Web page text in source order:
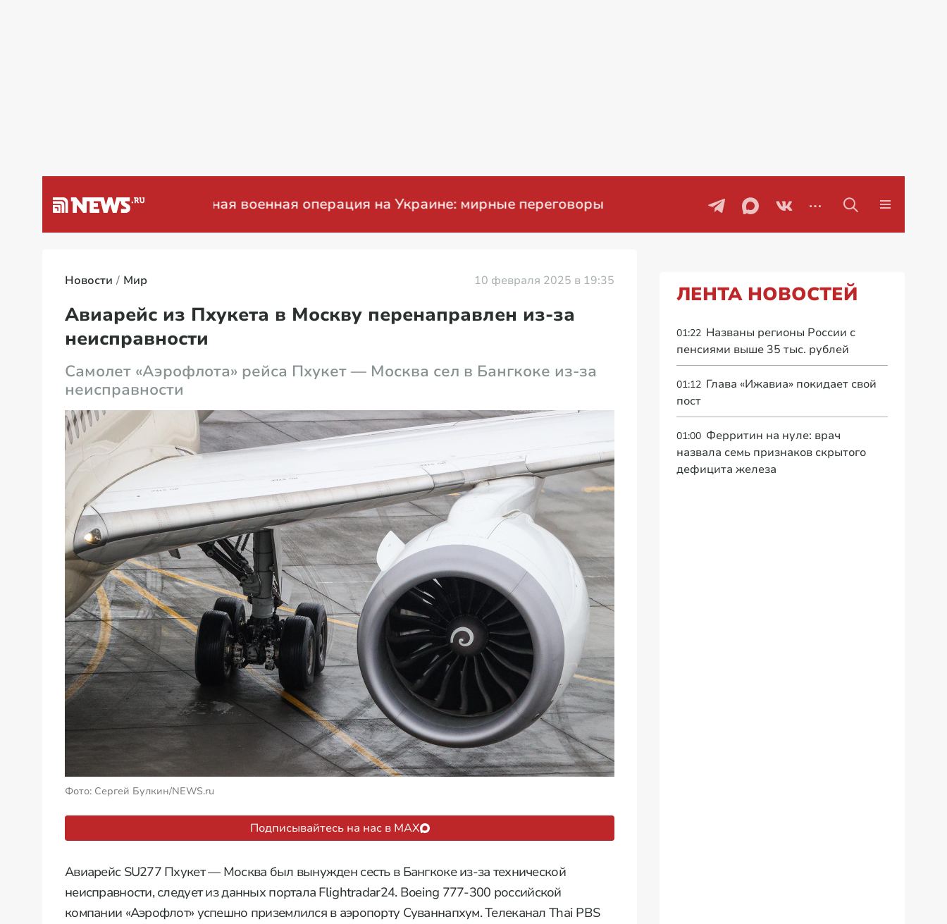
операция на Украине: мирные переговоры Проблемы с бензином в России
Новости Мир 10 февраля 2025 в 19:35
Авиарейс из Пхукета в Москву перенаправлен из-за
неисправности
Самолет «Аэрофлота» рейса Пхукет — Москва сел в Бангкоке из-за
неисправности
Фото: Сергей Булкин/NEWS.ru
Подписывайтесь на нас в MAX
Авиарейс SU277 Пхукет — Москва был вынужден сесть в Бангкоке из-за технической
неисправности, следует из данных портала Flightradar24. Boeing 777-300 российской
компании «Аэрофлот» успешно приземлился в аэропорту Суваннапхум. Телеканал Thai PBS
ЛЕНТА НОВОСТЕЙ
01:22 Названы регионы России с
пенсиями выше 35 тыс. рублей
01:12 Глава «Ижавиа» покидает свой
пост
01:00 Ферритин на нуле: врач
назвала семь признаков скрытого
дефицита железа